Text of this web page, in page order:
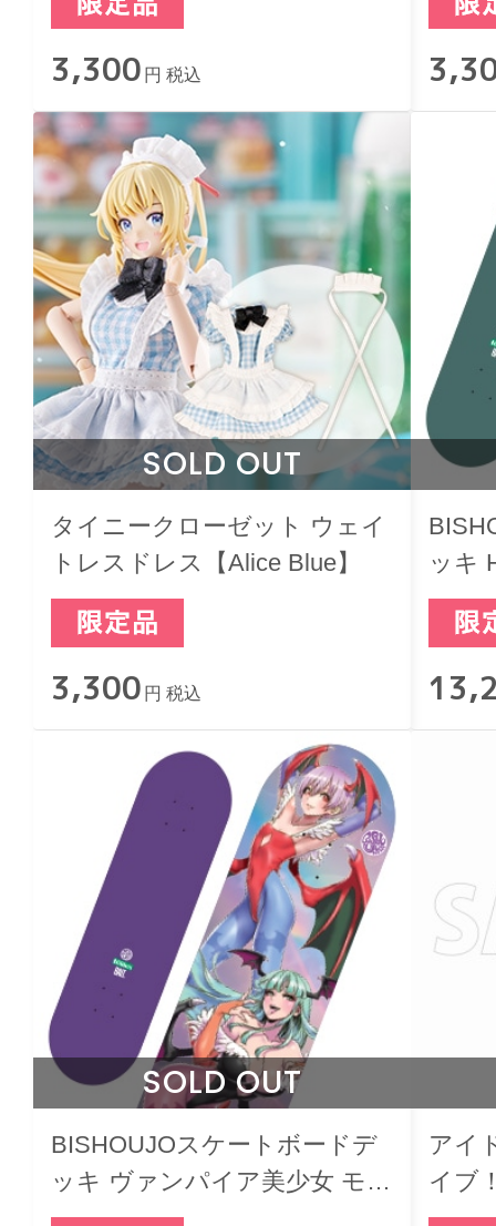
3,300 円 税込
SOLD OUT
タイニークローゼット ウェイ
トレスドレス【Alice Blue】
3,300 円 税込
ッキ
SOLD OUT
BISHOUJOスケートボードデ
ッキ ヴァンパイア美少女 モリ
ガン & リリス
アイ
イブ
ーホ